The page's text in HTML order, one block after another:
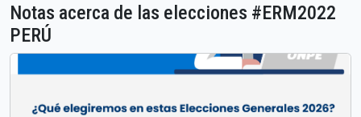
Notas acerca de las elecciones #ERM2022
PERÚ